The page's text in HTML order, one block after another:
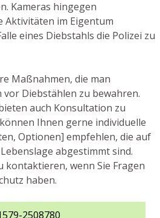
Kameras hingegen
Aktivitäten im Eigentum
eines Diebstahls die Polizei zu
Maßnahmen, die man
Diebstählen zu bewahren.
auch Konsultation zu
Ihnen gerne individuelle
Optionen] empfehlen, die auf
abgestimmt sind.
kontaktieren, wenn Sie Fragen
haben.
2508780